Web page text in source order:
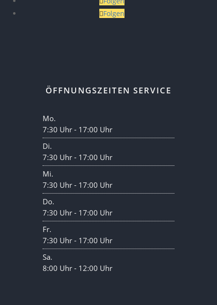
Folgen
ÖFFNUNGSZEITEN SERVICE
Mo.
7:30 Uhr - 17:00 Uhr
Di.
7:30 Uhr - 17:00 Uhr
Mi.
7:30 Uhr - 17:00 Uhr
Do.
7:30 Uhr - 17:00 Uhr
Fr.
7:30 Uhr - 17:00 Uhr
Sa.
8:00 Uhr - 12:00 Uhr